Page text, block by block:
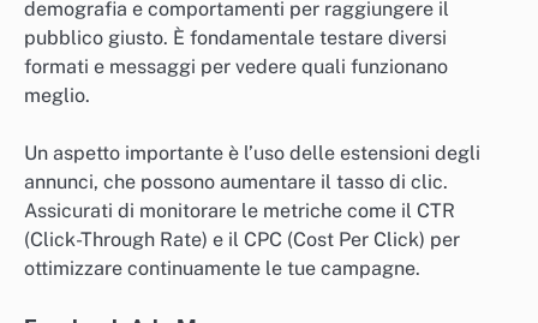
demografia e comportamenti per raggiungere il
pubblico giusto. È fondamentale testare diversi
formati e messaggi per vedere quali funzionano
meglio.
Un aspetto importante è l’uso delle estensioni degli
annunci, che possono aumentare il tasso di clic.
Assicurati di monitorare le metriche come il CTR
(Click-Through Rate) e il CPC (Cost Per Click) per
ottimizzare continuamente le tue campagne.